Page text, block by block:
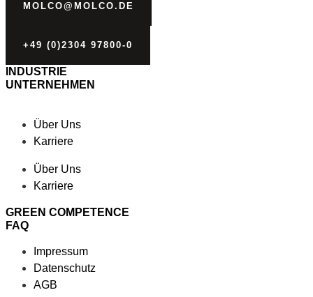
MOLCO@MOLCO.DE
+49 (0)2304 97800-0
INDUSTRIE
UNTERNEHMEN
Über Uns
Karriere
Über Uns
Karriere
GREEN COMPETENCE
FAQ
Impressum
Datenschutz
AGB